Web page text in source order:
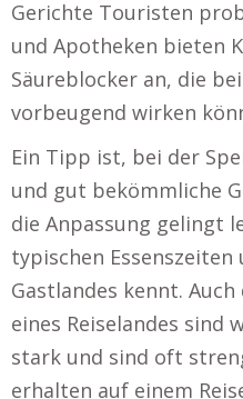
Gerichte Touristen
und Apotheken bieten
Säureblocker an, die
vorbeugend wirken
Ein Tipp ist, bei der
und gut bekömmliche
die Anpassung gelingt
typischen
Gastlandes kennt.
eines Reiselandes sind
stark und sind oft
erhalten auf einem